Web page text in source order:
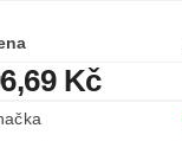
Kč